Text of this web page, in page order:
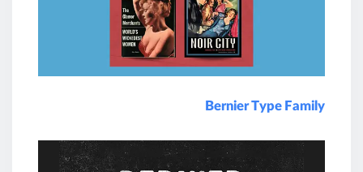
Bernier Type Family